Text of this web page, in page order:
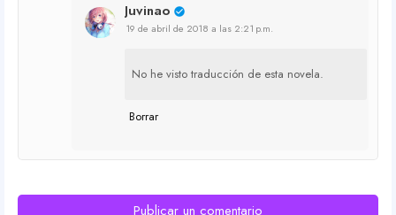
Juvinao
19 de abril de 2018 a las 2:21 p.m.
No he visto traducción de esta novela.
Borrar
Publicar un comentario